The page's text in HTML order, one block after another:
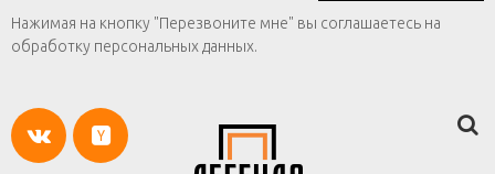
Нажимая на кнопку "Перезвоните мне" вы соглашаетесь на
обработку персональных данных.